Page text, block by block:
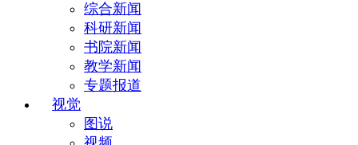
综合新闻
科研新闻
书院新闻
教学新闻
专题报道
视觉
图说